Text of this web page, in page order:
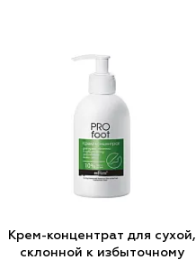
Крем-концентрат для сухой,
склонной к избыточному